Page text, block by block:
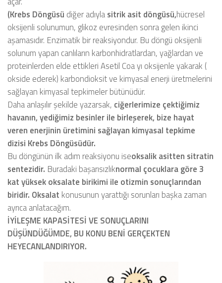
(Krebs Döngüsü diğer adıyla sitrik asit döngüsü,hücresel
oksijenli solunumun, glikoz evresinden sonra gelen ikinci
aşamasıdır. Enzimatik bir reaksiyondur. Bu döngü oksijenli
solunum yapan canlıların karbonhidratlardan, yağlardan ve
proteinlerden elde ettikleri Asetil Coa yı oksijenle yakarak (
okside ederek) karbondioksit ve kimyasal enerji üretmelerini
sağlayan kimyasal tepkimeler bütünüdür.
Daha anlaşılır şekilde yazarsak, ciğerlerimize çektiğimiz
havanın, yediğimiz besinler ile birleşerek, bize hayat
veren enerjinin üretimini sağlayan kimyasal tepkime
dizisi Krebs Döngüsüdür.
Bu döngünün ilk adım reaksiyonu iseoksalik asitten sitratin
sentezidir. Buradaki başarısızlıknormal çocuklara göre 3
kat yüksek oksalate birikimi ile otizmin sonuçlarından
biridir. Oksalat konusunun yarattığı sorunları başka zaman
ayrıca anlatacağım.
İYİLEŞME KAPASİTESİ VE SONUÇLARINI
DÜŞÜNDÜĞÜMDE, BU KONU BENİ GERÇEKTEN
HEYECANLANDIRIYOR.